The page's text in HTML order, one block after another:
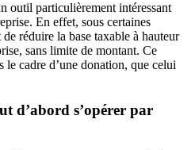
outil particulièrement intéressant
En effet, sous certaines
réduire la base taxable à hauteur
sans limite de montant. Ce
le cadre d’une donation, que celui
d’abord s’opérer par